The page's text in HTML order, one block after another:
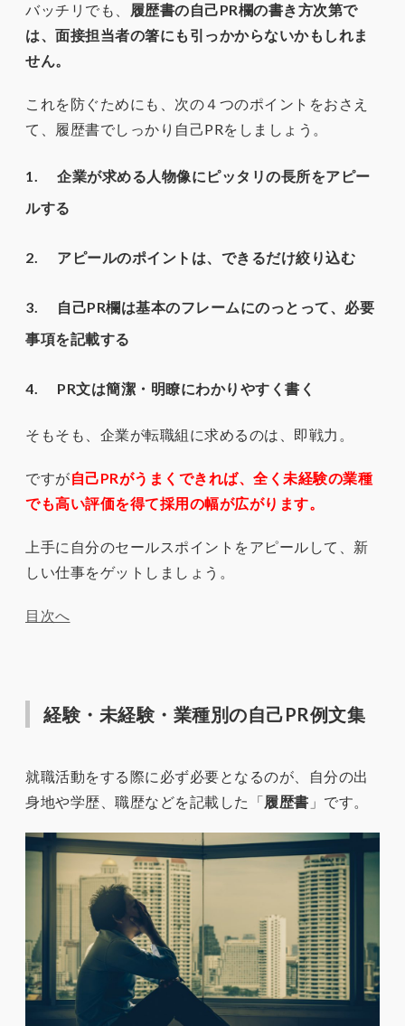
バッチリでも、
履歴書の自己PR欄の書き方次第で
は、面接担当者の箸にも引っかからないかもしれま
せん。
これを防ぐためにも、次の４つのポイントをおさえ
て、履歴書でしっかり自己PRをしましょう。
1. 企業が求める人物像にピッタリの長所をアピー
ルする
2. アピールのポイントは、できるだけ絞り込む
3. 自己PR欄は基本のフレームにのっとって、必要
事項を記載する
4. PR文は簡潔・明瞭にわかりやすく書く
そもそも、企業が転職組に求めるのは、即戦力。
ですが自己PRがうまくできれば、全く未経験の業種
でも高い評価を得て採用の幅が広がります。
上手に自分のセールスポイントをアピールして、新
しい仕事をゲットしましょう。
目次へ
経験・未経験・業種別の自己PR例文集
就職活動をする際に必ず必要となるのが、自分の出
身地や学歴、職歴などを記載した「履歴書 」です。